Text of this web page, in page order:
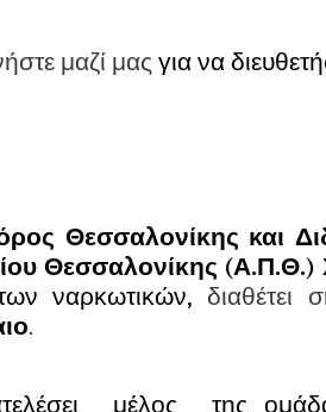
μαζί μας για να
Θεσσαλονίκης και
Θεσσαλονίκης (Α.Π.Θ.)
ναρκωτικών, διαθέτει
.
μέλος της